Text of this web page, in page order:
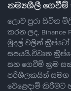
නම්‍යශීලී ගෙවීම්
ලොව පුරා සිටින
කරන ලද, Binance
මුදල් වලින්
සපයයි.විවෘත
සහ ගෙවීම් ක්‍රම
පරිශීලකයින් සමග
වෙළෙඳාම් කිරීමට